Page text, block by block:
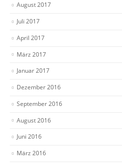
August 2017
Juli 2017
April 2017
März 2017
Januar 2017
Dezember 2016
September 2016
August 2016
Juni 2016
März 2016